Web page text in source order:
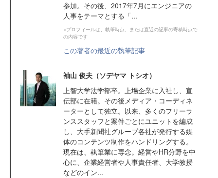
参加。その後、2017年7月にエンジニアの
人事をテーマとする「...
※プロフィールは、執筆時点、または直近の記事の寄稿時点で
の内容です
この著者の最近の執筆記事
袖山 俊夫（ソデヤマ トシオ）
上智大学法学部卒。上場企業に入社し、宣
伝部に在籍。その後メディア・コーディネ
ーターとして独立。以来、多くのフリーラ
ンススタッフと案件ごとにユニットを編成
し、大手新聞社グループ各社が発行する媒
体のコンテンツ制作をハンドリングする。
現在は、執筆業に専念。経営やHR分野を中
心に、企業経営者や人事責任者、大学教授
などのイン...